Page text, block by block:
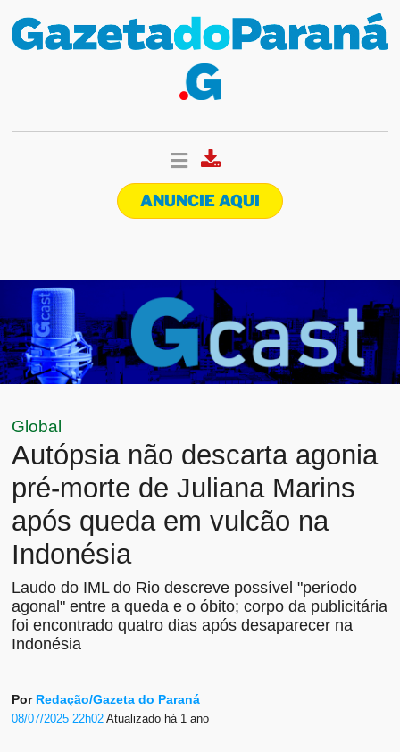
ANUNCIE AQUI
Global
Autópsia não descarta agonia
pré-morte de Juliana Marins
após queda em vulcão na
Indonésia
Laudo do IML do Rio descreve possível "período
agonal" entre a queda e o óbito; corpo da publicitária
foi encontrado quatro dias após desaparecer na
Indonésia
Por Redação/Gazeta do Paraná
08/07/2025 22h02Atualizado há 1 ano